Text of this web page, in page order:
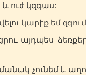
ուժ կզգաս:
կարիք եմ
այդպես
չունեմ և